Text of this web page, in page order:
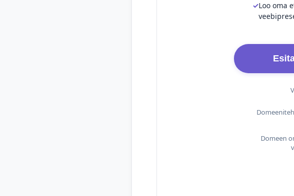
Loo oma
Domeen